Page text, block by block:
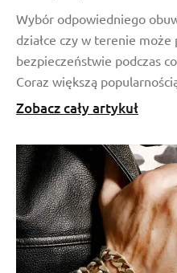
Wybór odpowiedniego
działce czy w terenie
bezpieczeństwie podczas
Coraz większą
Zobacz cały artykuł